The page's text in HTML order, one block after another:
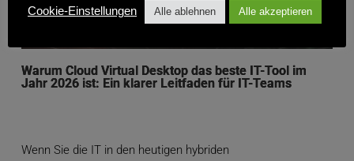
Warum Cloud Virtual Desktop das beste IT-Tool im
Jahr 2026 ist: Ein klarer Leitfaden für IT-Teams
Wenn Sie die IT in den heutigen hybriden
Cookie-Einstellungen Alle ablehnen Alle akzeptieren